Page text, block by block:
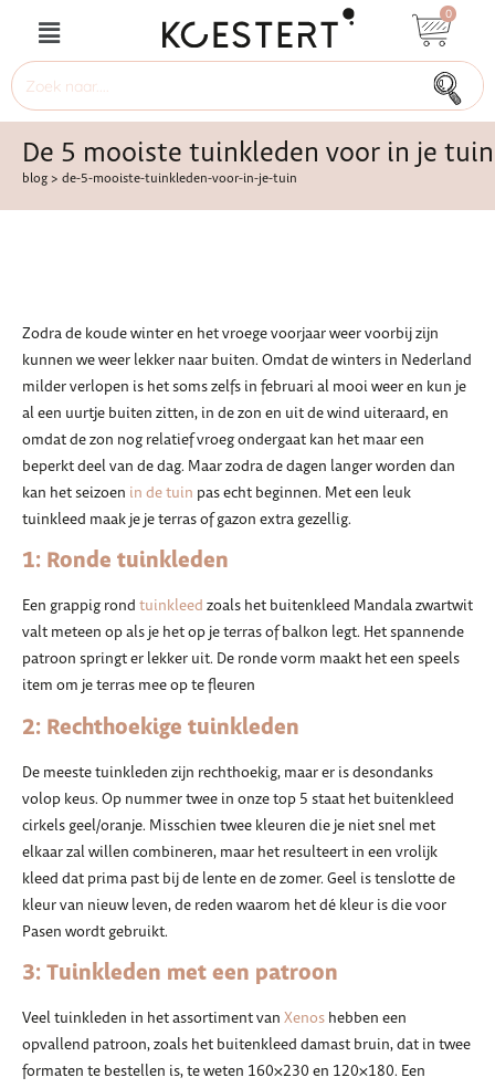
0
De 5 mooiste tuinkleden voor in je tuin
blog> de-5-mooiste-tuinkleden-voor-in-je-tuin
Zodra de koude winter en het vroege voorjaar weer voorbij zijn
kunnen we weer lekker naar buiten. Omdat de winters in Nederland
milder verlopen is het soms zelfs in februari al mooi weer en kun je
al een uurtje buiten zitten, in de zon en uit de wind uiteraard, en
omdat de zon nog relatief vroeg ondergaat kan het maar een
beperkt deel van de dag. Maar zodra de dagen langer worden dan
kan het seizoen in de tuin pas echt beginnen. Met een leuk
tuinkleed maak je je terras of gazon extra gezellig.
1: Ronde tuinkleden
Een grappig rond tuinkleed zoals het buitenkleed Mandala zwartwit
valt meteen op als je het op je terras of balkon legt. Het spannende
patroon springt er lekker uit. De ronde vorm maakt het een speels
item om je terras mee op te fleuren
2: Rechthoekige tuinkleden
De meeste tuinkleden zijn rechthoekig, maar er is desondanks
volop keus. Op nummer twee in onze top 5 staat het buitenkleed
cirkels geel/oranje. Misschien twee kleuren die je niet snel met
elkaar zal willen combineren, maar het resulteert in een vrolijk
kleed dat prima past bij de lente en de zomer. Geel is tenslotte de
kleur van nieuw leven, de reden waarom het dé kleur is die voor
Pasen wordt gebruikt.
3: Tuinkleden met een patroon
Veel tuinkleden in het assortiment van Xenos hebben een
opvallend patroon, zoals het buitenkleed damast bruin, dat in twee
formaten te bestellen is, te weten 160×230 en 120×180. Een